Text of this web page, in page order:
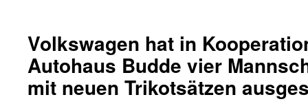
Volkswagen hat in
Autohaus Budde vier
mit neuen Trikotsätzen